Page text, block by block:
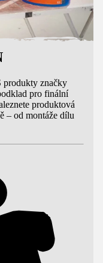
produkty značky
pro finální
produktová
– od montáže dílu